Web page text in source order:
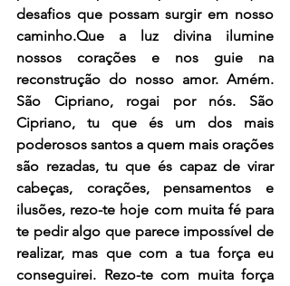
desafios que possam surgir em nosso
caminho.Que a luz divina ilumine
nossos corações e nos guie na
reconstrução do nosso amor. Amém.
São Cipriano, rogai por nós. São
Cipriano, tu que és um dos mais
poderosos santos a quem mais orações
são rezadas, tu que és capaz de virar
cabeças, corações, pensamentos e
ilusões, rezo-te hoje com muita fé para
te pedir algo que parece impossível de
realizar, mas que com a tua força eu
conseguirei. Rezo-te com muita força